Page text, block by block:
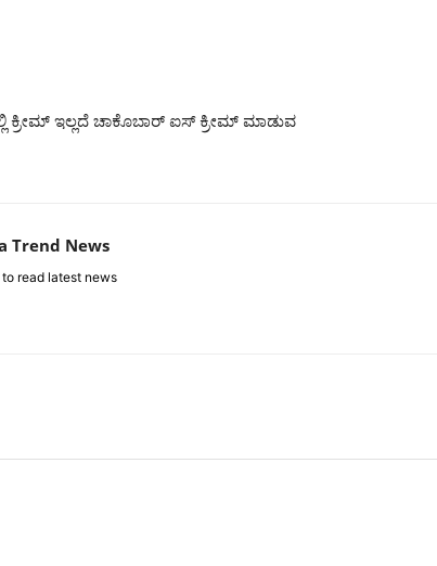
ಕ್ರೀಮ್ ಇಲ್ಲದೆ ಚಾಕೊಬಾರ್ ಐಸ್ ಕ್ರೀಮ್ ಮಾಡುವ
Trend News
read latest news